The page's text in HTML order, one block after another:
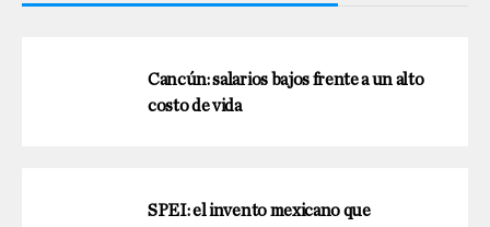
Cancún: salarios bajos frente a un alto
costo de vida
SPEI: el invento mexicano que